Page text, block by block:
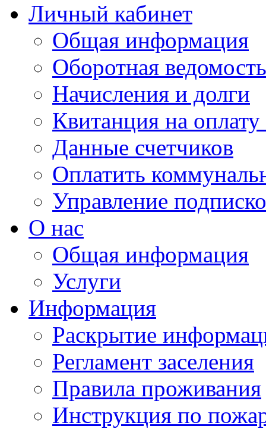
Личный кабинет
Общая информация
Оборотная ведомость
Начисления и долги
Квитанция на
Данные счетчиков
Оплатить
Управление
О нас
Общая информация
Услуги
Информация
Раскрытие
Регламент заселения
Правила проживания
Инструкция по